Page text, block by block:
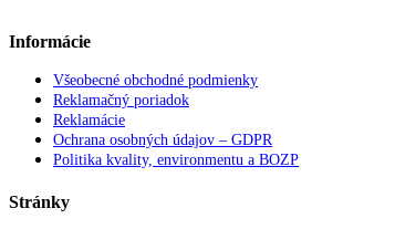
Informácie
Všeobecné obchodné podmienky
Reklamačný poriadok
Reklamácie
Ochrana osobných údajov – GDPR
Politika kvality, environmentu a BOZP
Stránky